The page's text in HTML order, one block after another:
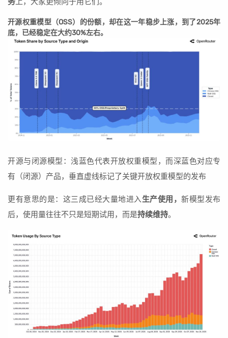
开源权重模型（OSS）的份额，却在这一年稳步上涨，到了2025年
底，已经稳定在大约30%左右。
开源与闭源模型：浅蓝色代表开放权重模型，而深蓝色对应专
有（闭源）产品，垂直虚线标记了关键开放权重模型的发布
更有意思的是：这三成已经大量地进入生产使用， 新模型发布
后，使用量往往不只是短期试用，而是持续维持。